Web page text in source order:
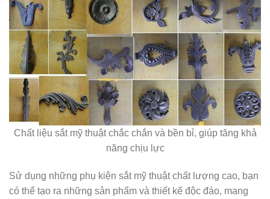
Chất liệu sắt mỹ thuật chắc chắn và bền bỉ, giúp tăng khả
năng chịu lực
Sử dụng những phụ kiện sắt mỹ thuật chất lượng cao, bạn
có thể tạo ra những sản phẩm và thiết kế độc đáo, mang